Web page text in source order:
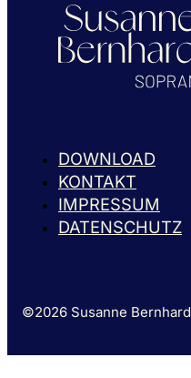
DOWNLOAD
KONTAKT
IMPRESSUM
DATENSCHUTZ
©2026 Susanne Bernhard